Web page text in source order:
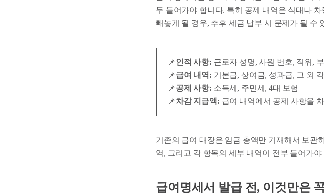
두 들어가야 합니다. 특히 공제 내역은 식대나
빼놓게 될 경우, 추후 세금 납부 시 문제가 될 수
📌인적 사항: 근로자 성명, 사원 번호, 직위,
📌급여 내역: 기본급, 상여금, 성과급, 그 외
📌공제 사항: 소득세, 주민세, 4대 보험
📌차감 지급액: 급여 내역에서 공제 사항을
기존의 급여 대장은 임금 총액만 기재해서 보관
역, 그리고 각 항목의 세부 내역이 전부 들어가
급여명세서 발급 전, 이것만은